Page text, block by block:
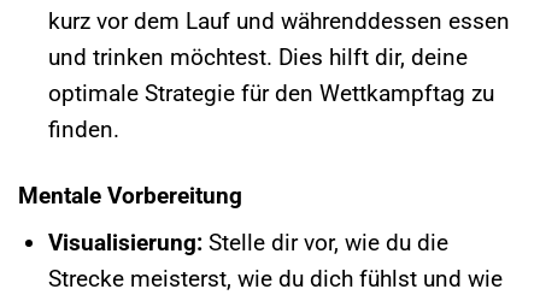
kurz vor dem Lauf und währenddessen essen
und trinken möchtest. Dies hilft dir, deine
optimale Strategie für den Wettkampftag zu
finden.
Mentale Vorbereitung
Visualisierung:Stelle dir vor, wie du die
Strecke meisterst, wie du dich fühlst und wie